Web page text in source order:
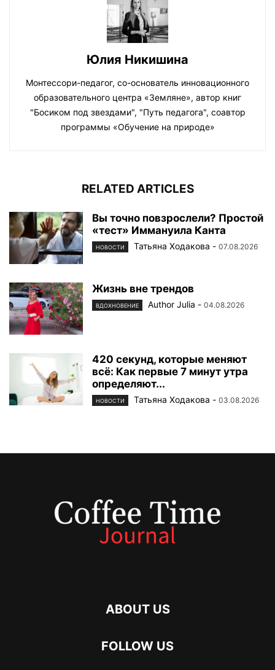
Юлия Никишина
Монтессори-педагог, со-основатель инновационного
образовательного центра «Земляне», автор книг
"Босиком под звездами", "Путь педагога", соавтор
программы «Обучение на природе»
RELATED ARTICLES
Вы точно повзрослели? Простой
«тест» Иммануила Канта
НОВОСТИ Татьяна Ходакова - 07.08.2026
Жизнь вне трендов
ВДОХНОВЕНИЕ Author Julia - 04.08.2026
420 секунд, которые меняют
всё: Как первые 7 минут утра
определяют...
НОВОСТИ Татьяна Ходакова - 03.08.2026
ABOUT US
FOLLOW US